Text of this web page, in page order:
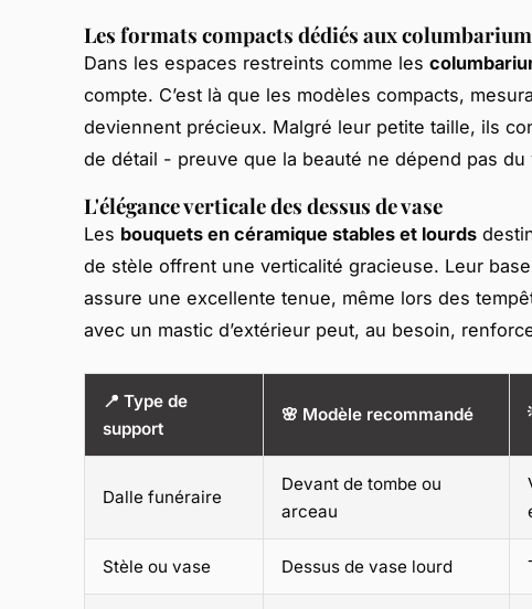
Les formats compacts dédiés aux
Dans les espaces restreints comme les
compte. C’est là que les modèles compacts,
deviennent précieux. Malgré leur petite taille, ils
de détail - preuve que la beauté ne dépend pas du
L'élégance verticale des dessus de vase
Les bouquets en céramique stables et lourds
de stèle offrent une verticalité gracieuse. Leur
assure une excellente tenue, même lors des
avec un mastic d’extérieur peut, au besoin,
📍 Type de
support
🌸 Modèle recommandé
Dalle funéraire
Devant de tombe ou
arceau
Stèle ou vase Dessus de vase lourd